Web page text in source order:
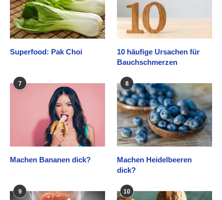
Superfood: Pak Choi
10 häufige Ursachen für
Bauchschmerzen
7
Machen Bananen dick?
8
Machen Heidelbeeren
dick?
9 10